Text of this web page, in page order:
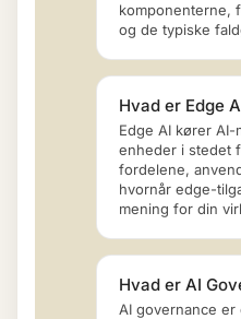
komponenterne,
og de typiske
Hvad er Edge
Edge AI kører
enheder i stedet
fordelene,
hvornår edge-
mening for din
Hvad er AI
AI governance er